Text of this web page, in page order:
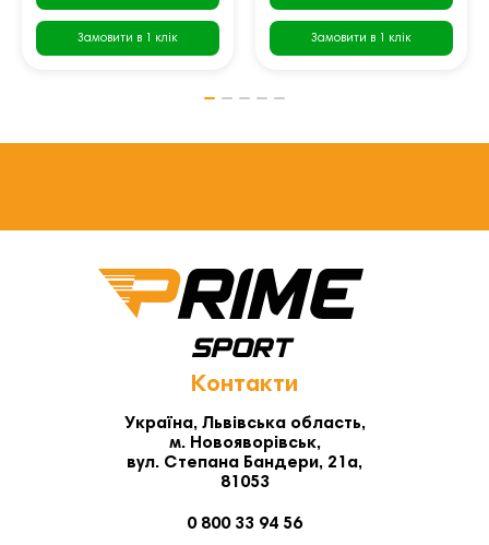
Замовити в 1 клік Замовити в 1 клік
Контакти
Україна, Львівська область,
м. Новояворівськ,
вул. Степана Бандери, 21а,
81053
0 800 33 94 56